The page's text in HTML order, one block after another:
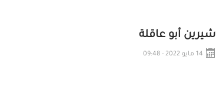
شيرين أبو عاقلة
14 مايو 2022 - 09:48